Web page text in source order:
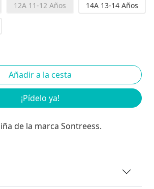
12A 11-12 Años 14A 13-14 Años
¡Pídelo ya!
de la marca Sontreess.